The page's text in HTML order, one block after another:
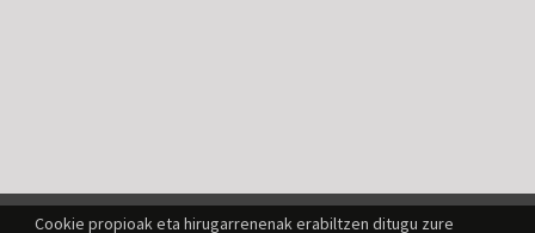
Cookie propioak eta hirugarrenenak erabiltzen ditugu zure